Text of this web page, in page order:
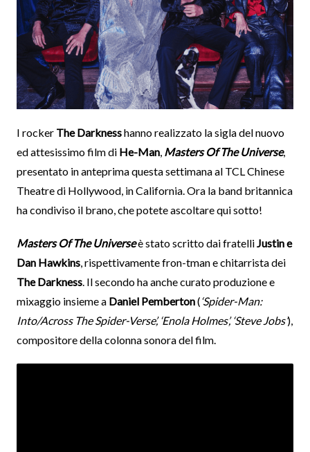
I rocker The Darknesshanno realizzato la sigla del nuovo
ed attesissimo film di He-Man, Masters Of The Universe,
presentato in anteprima questa settimana al TCL Chinese
Theatre di Hollywood, in California. Ora la band britannica
ha condiviso il brano, che potete ascoltare qui sotto!
Masters Of The Universeè stato scritto dai fratelliJustin e
Dan Hawkins, rispettivamente fron-tman e chitarrista dei
The Darkness. Il secondo ha anche curato produzione e
mixaggio insieme a Daniel Pemberton(‘Spider-Man:
Into/Across The Spider-Verse’, ‘Enola Holmes’, ‘Steve Jobs’),
compositore della colonna sonora del film.